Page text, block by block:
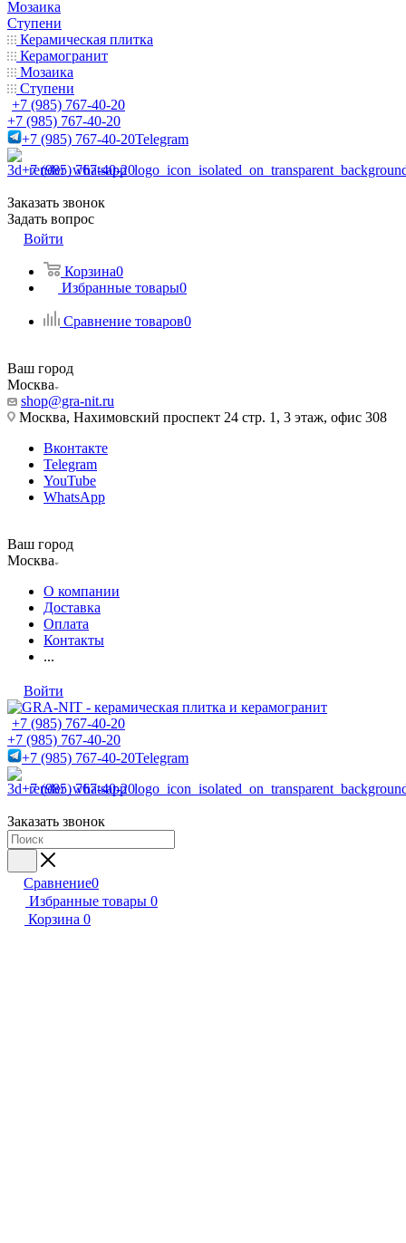
Мозаика
Ступени
Керамическая плитка
Керамогранит
Мозаика
Ступени
+7 (985) 767-40-20
+7 (985) 767-40-20
+7 (985) 767-40-20Telegram
+7 (985) 767-40-20
Заказать звонок
Задать вопрос
Войти
Корзина0
Избранные товары0
Сравнение товаров0
Ваш город
Москва
shop@gra-nit.ru
Москва, Нахимовский проспект 24 стр. 1, 3 этаж, офис 308
Вконтакте
Telegram
YouTube
WhatsApp
Ваш город
Москва
О компании
Доставка
Оплата
Контакты
...
Войти
+7 (985) 767-40-20
+7 (985) 767-40-20
+7 (985) 767-40-20Telegram
+7 (985) 767-40-20
Заказать звонок
Сравнение0
Избранные товары 0
Корзина 0